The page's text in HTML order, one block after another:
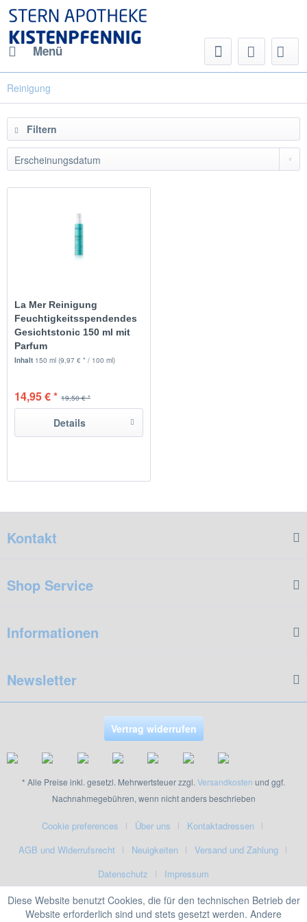
Menü
Reinigung
Filtern
La Mer Reinigung
Feuchtigkeitsspendendes
Gesichtstonic 150 ml mit
Parfum
Inhalt 150 ml(9,97 € * / 100 ml)
19,50 € *
14,95 € *
Details
Kontakt
Shop Service
Informationen
Newsletter
Vertrag widerrufen
* Alle Preise inkl. gesetzl. Mehrwertsteuer zzgl. Versandkosten und ggf.
Nachnahmegebühren, wenn nicht anders beschrieben
Cookie preferences Über uns
Kontaktadressen
AGB und Widerrufsrecht
Neuigkeiten
Versand und Zahlung
Datenschutz
Impressum
Diese Website benutzt Cookies, die für den technischen Betrieb der
Website erforderlich sind und stets gesetzt werden. Andere